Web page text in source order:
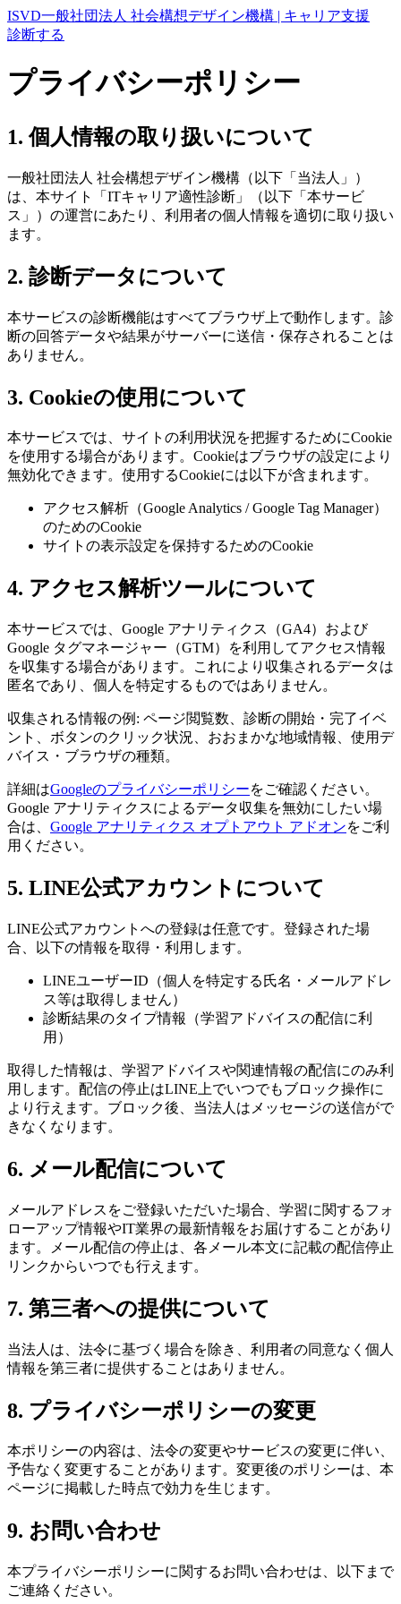
ISVD一般社団法人 社会構想デザイン機構 | キャリア支援
診断する
プライバシーポリシー
1. 個人情報の取り扱いについて
一般社団法人 社会構想デザイン機構（以下「当法人」）
は、本サイト「ITキャリア適性診断」（以下「本サービ
ス」）の運営にあたり、利用者の個人情報を適切に取り扱い
ます。
2. 診断データについて
本サービスの診断機能はすべてブラウザ上で動作します。診
断の回答データや結果がサーバーに送信・保存されることは
ありません。
3. Cookieの使用について
本サービスでは、サイトの利用状況を把握するためにCookie
を使用する場合があります。Cookieはブラウザの設定により
無効化できます。使用するCookieには以下が含まれます。
アクセス解析（Google Analytics / Google Tag Manager）
のためのCookie
サイトの表示設定を保持するためのCookie
4. アクセス解析ツールについて
本サービスでは、Google アナリティクス（GA4）および
Google タグマネージャー（GTM）を利用してアクセス情報
を収集する場合があります。これにより収集されるデータは
匿名であり、個人を特定するものではありません。
収集される情報の例: ページ閲覧数、診断の開始・完了イベ
ント、ボタンのクリック状況、おおまかな地域情報、使用デ
バイス・ブラウザの種類。
詳細はGoogleのプライバシーポリシーをご確認ください。
Google アナリティクスによるデータ収集を無効にしたい場
合は、 Google アナリティクス オプトアウト アドオンをご利
用ください。
5. LINE公式アカウントについて
LINE公式アカウントへの登録は任意です。登録された場
合、以下の情報を取得・利用します。
LINEユーザーID（個人を特定する氏名・メールアドレ
ス等は取得しません）
診断結果のタイプ情報（学習アドバイスの配信に利
用）
取得した情報は、学習アドバイスや関連情報の配信にのみ利
用します。配信の停止はLINE上でいつでもブロック操作に
より行えます。ブロック後、当法人はメッセージの送信がで
きなくなります。
6. メール配信について
メールアドレスをご登録いただいた場合、学習に関するフォ
ローアップ情報やIT業界の最新情報をお届けすることがあり
ます。メール配信の停止は、各メール本文に記載の配信停止
リンクからいつでも行えます。
7. 第三者への提供について
当法人は、法令に基づく場合を除き、利用者の同意なく個人
情報を第三者に提供することはありません。
8. プライバシーポリシーの変更
本ポリシーの内容は、法令の変更やサービスの変更に伴い、
予告なく変更することがあります。変更後のポリシーは、本
ページに掲載した時点で効力を生じます。
9. お問い合わせ
本プライバシーポリシーに関するお問い合わせは、以下まで
ご連絡ください。